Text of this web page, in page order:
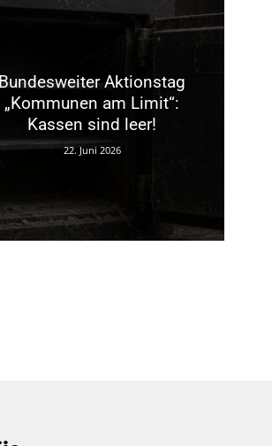
Aktionstag
„Kommunen am Limit“:
Kassen sind leer!
22. Juni 2026